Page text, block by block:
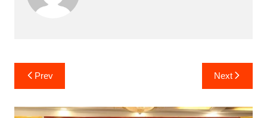
Post
navigation
Prev Next